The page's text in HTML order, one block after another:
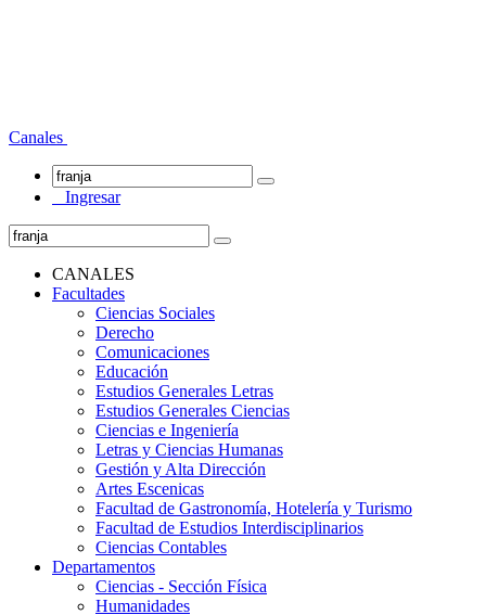
Canales
Ingresar
CANALES
Facultades
Ciencias Sociales
Derecho
Comunicaciones
Educación
Estudios Generales Letras
Estudios Generales Ciencias
Ciencias e Ingeniería
Letras y Ciencias Humanas
Gestión y Alta Dirección
Artes Escenicas
Facultad de Gastronomía, Hotelería y Turismo
Facultad de Estudios Interdisciplinarios
Ciencias Contables
Departamentos
Ciencias - Sección Física
Humanidades